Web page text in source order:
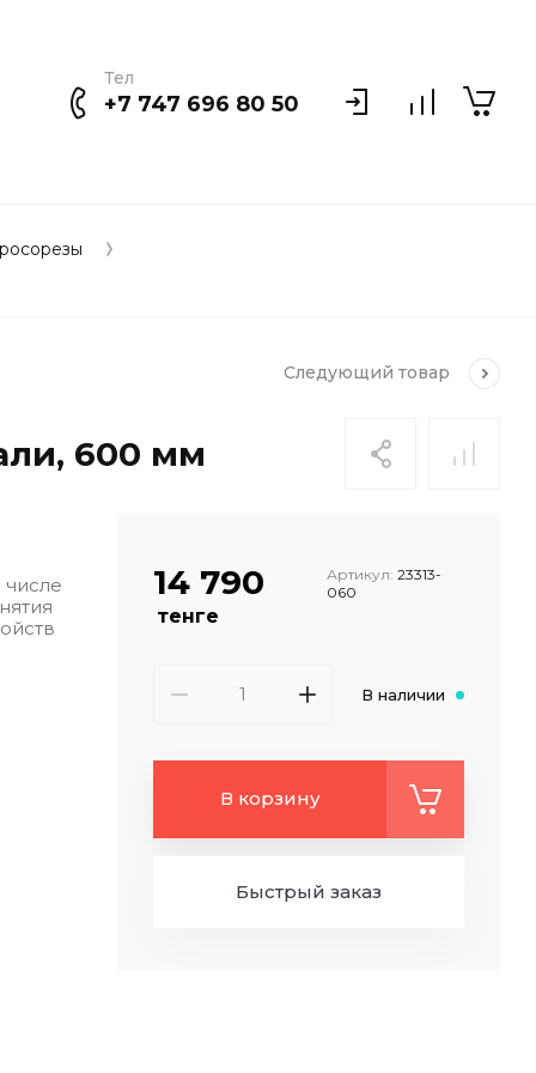
Тел
+7 747 696 80 50
Следующий товар
600 мм
числе
14 790
тенге
Артикул: 23313-
060
В наличии
В корзину
Быстрый заказ